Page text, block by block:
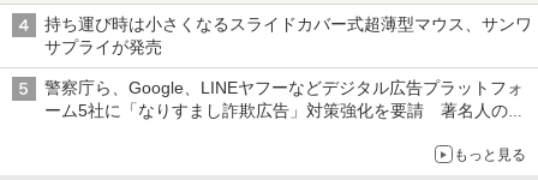
持ち運び時は小さくなるスライドカバー式超薄型マウス、サンワ
サプライが発売
警察庁ら、Google、LINEヤフーなどデジタル広告プラットフォ
ーム5社に「なりすまし詐欺広告」対策強化を要請 著名人の写
もっと見る